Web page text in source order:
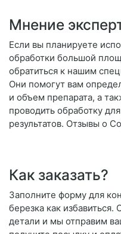
Мнение
Если вы планируете
обработки большой
обратиться к нашим
Они помогут вам
и объем препарата, а
проводить обработку
результатов. Отзывы о
Как заказать?
Заполните форму для
березка как избавиться.
детали и мы отправим